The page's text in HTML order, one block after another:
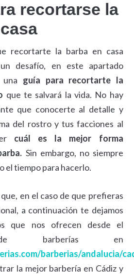
recortarse la
recortarte la barba en casa
desafío, en este apartado
guía para recortarte la
que te salvará la vida. No hay
que conocerte al detalle y
del rostro y tus facciones al
cuál es la mejor forma
Sin embargo, no siempre
el tiempo para hacerlo.
en el caso de que prefieras
a continuación te dejamos
que nos ofrecen desde el
barberías en
barberias/andalucia/
la mejor barbería en Cádiz y